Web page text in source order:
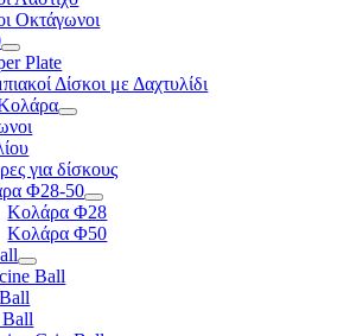
Οκτάγωνοι
Plate
Δίσκοι με Δαχτυλίδι
για δίσκους
Φ28-50
Κολάρα Φ28
Κολάρα Φ50
Ball
Ball